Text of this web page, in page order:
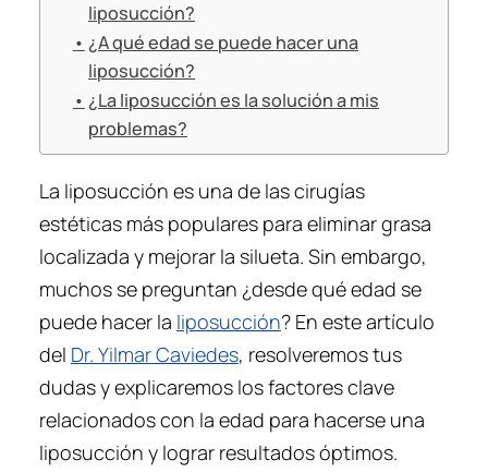
liposucción?
¿A qué edad se puede hacer una
liposucción?
¿La liposucción es la solución a mis
problemas?
La liposucción es una de las cirugías
estéticas más populares para eliminar grasa
localizada y mejorar la silueta. Sin embargo,
muchos se preguntan ¿desde qué edad se
puede hacer la liposucción? En este artículo
del Dr. Yilmar Caviedes, resolveremos tus
dudas y explicaremos los factores clave
relacionados con la edad para hacerse una
liposucción y lograr resultados óptimos.